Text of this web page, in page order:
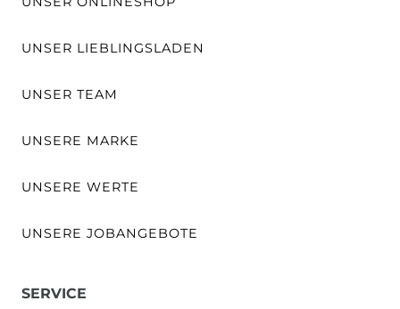
UNSER LIEBLINGSLADEN
UNSER TEAM
UNSERE MARKE
UNSERE WERTE
UNSERE JOBANGEBOTE
SERVICE